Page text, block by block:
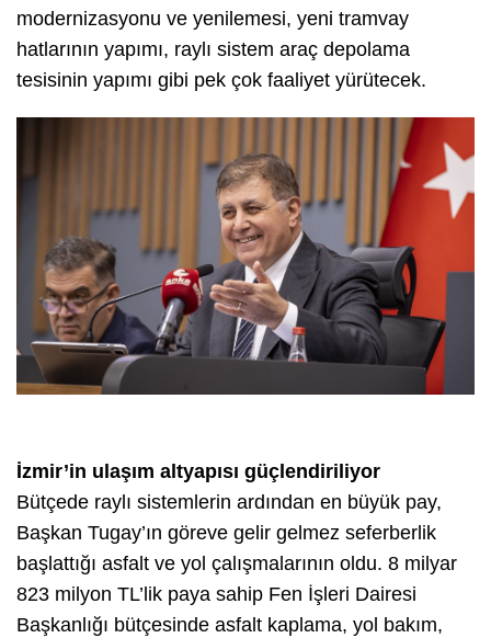
modernizasyonu ve yenilemesi, yeni tramvay
hatlarının yapımı, raylı sistem araç depolama
tesisinin yapımı gibi pek çok faaliyet yürütecek.
İzmir’in ulaşım altyapısı güçlendiriliyor
Bütçede raylı sistemlerin ardından en büyük pay,
Başkan Tugay’ın göreve gelir gelmez seferberlik
başlattığı asfalt ve yol çalışmalarının oldu. 8 milyar
823 milyon TL’lik paya sahip Fen İşleri Dairesi
Başkanlığı bütçesinde asfalt kaplama, yol bakım,